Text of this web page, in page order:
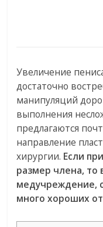
Увеличение
достаточно
манипуляций
выполнения
предлагаются
направление
хирургии. Если
размер члена, то
медучреждение,
много хороших